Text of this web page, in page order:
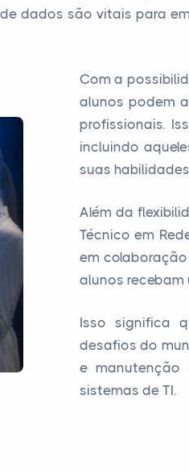
dados são vitais para
Com a
alunos podem
profissionais.
incluindo
suas
Além da
Técnico em
em
alunos
Isso significa
desafios do
e
sistemas de TI.